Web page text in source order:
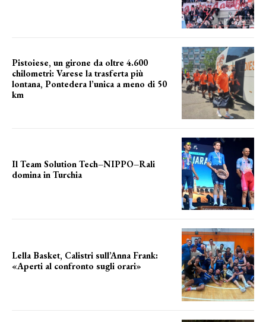
Pistoiese, un girone da oltre 4.600
chilometri: Varese la trasferta più
lontana, Pontedera l’unica a meno di 50
km
Il Team Solution Tech–NIPPO–Rali
domina in Turchia
Lella Basket, Calistri sull’Anna Frank:
«Aperti al confronto sugli orari»